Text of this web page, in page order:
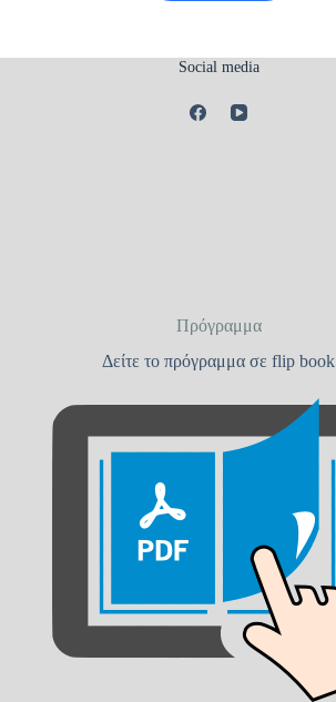
Social media
Πρόγραμμα
Δείτε το πρόγραμμα σε flip book